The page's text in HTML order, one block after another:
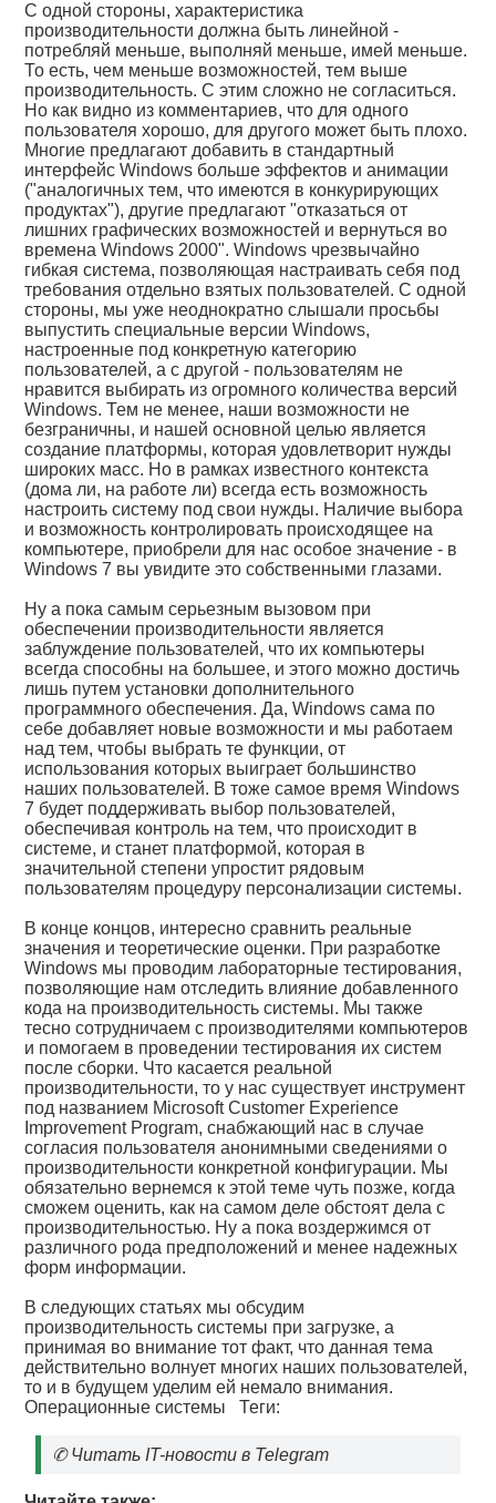
С одной стороны, характеристика
производительности должна быть линейной -
потребляй меньше, выполняй меньше, имей меньше.
То есть, чем меньше возможностей, тем выше
производительность. С этим сложно не согласиться.
Но как видно из комментариев, что для одного
пользователя хорошо, для другого может быть плохо.
Многие предлагают добавить в стандартный
интерфейс Windows больше эффектов и анимации
("аналогичных тем, что имеются в конкурирующих
продуктах"), другие предлагают "отказаться от
лишних графических возможностей и вернуться во
времена Windows 2000". Windows чрезвычайно
гибкая система, позволяющая настраивать себя под
требования отдельно взятых пользователей. С одной
стороны, мы уже неоднократно слышали просьбы
выпустить специальные версии Windows,
настроенные под конкретную категорию
пользователей, а с другой - пользователям не
нравится выбирать из огромного количества версий
Windows. Тем не менее, наши возможности не
безграничны, и нашей основной целью является
создание платформы, которая удовлетворит нужды
широких масс. Но в рамках известного контекста
(дома ли, на работе ли) всегда есть возможность
настроить систему под свои нужды. Наличие выбора
и возможность контролировать происходящее на
компьютере, приобрели для нас особое значение - в
Windows 7 вы увидите это собственными глазами.
Ну а пока самым серьезным вызовом при
обеспечении производительности является
заблуждение пользователей, что их компьютеры
всегда способны на большее, и этого можно достичь
лишь путем установки дополнительного
программного обеспечения. Да, Windows сама по
себе добавляет новые возможности и мы работаем
над тем, чтобы выбрать те функции, от
использования которых выиграет большинство
наших пользователей. В тоже самое время Windows
7 будет поддерживать выбор пользователей,
обеспечивая контроль на тем, что происходит в
системе, и станет платформой, которая в
значительной степени упростит рядовым
пользователям процедуру персонализации системы.
В конце концов, интересно сравнить реальные
значения и теоретические оценки. При разработке
Windows мы проводим лабораторные тестирования,
позволяющие нам отследить влияние добавленного
кода на производительность системы. Мы также
тесно сотрудничаем с производителями компьютеров
и помогаем в проведении тестирования их систем
после сборки. Что касается реальной
производительности, то у нас существует инструмент
под названием Microsoft Customer Experience
Improvement Program, снабжающий нас в случае
согласия пользователя анонимными сведениями о
производительности конкретной конфигурации. Мы
обязательно вернемся к этой теме чуть позже, когда
сможем оценить, как на самом деле обстоят дела с
производительностью. Ну а пока воздержимся от
различного рода предположений и менее надежных
форм информации.
В следующих статьях мы обсудим
производительность системы при загрузке, а
принимая во внимание тот факт, что данная тема
действительно волнует многих наших пользователей,
то и в будущем уделим ей немало внимания.
Операционные системы Теги:
✆Читать IT-новости в Telegram